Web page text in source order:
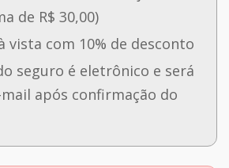
de R$ 30,00)
vista com 10% de desconto
seguro é eletrônico e será
após confirmação do